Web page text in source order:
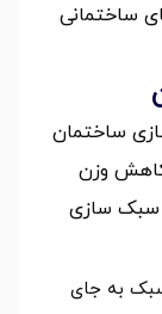
ساختمانی
ساختمان
وزن
سبک سازی
به جای